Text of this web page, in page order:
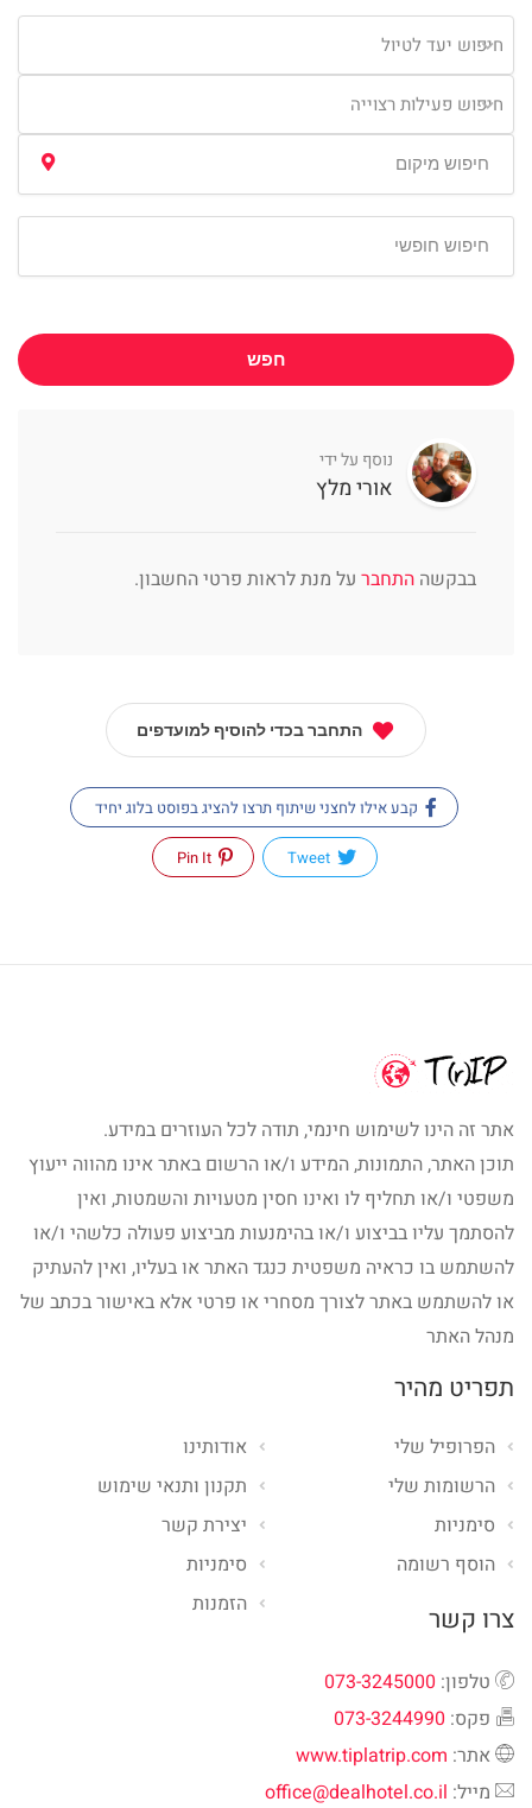
חיפוש יעד לטיול
חיפוש פעילות רצוייה
חפש
נוסף על ידי
אורי מלץ
בבקשה התחבר על מנת לראות פרטי החשבון.
התחבר בכדי להוסיף למועדפים
קבע אילו לחצני שיתוף תרצו להציג בפוסט בלוג יחיד
Tweet
Pin It
אתר זה הינו לשימוש חינמי, תודה לכל העוזרים במידע.
תוכן האתר, התמונות, המידע ו/או הרשום באתר אינו מהווה ייעוץ
משפטי ו/או תחליף לו ואינו חסין מטעויות והשמטות, ואין
להסתמך עליו בביצוע ו/או בהימנעות מביצוע פעולה כלשהי ו/או
להשתמש בו כראיה משפטית כנגד האתר או בעליו, ואין להעתיק
או להשתמש באתר לצורך מסחרי או פרטי אלא באישור בכתב של
מנהל האתר
תפריט מהיר
אודותינו
תקנון ותנאי שימוש
יצירת קשר
סימניות
הזמנות
הפרופיל שלי
הרשומות שלי
סימניות
הוסף רשומה
צרו קשר
טלפון: 073-3245000
פקס: 073-3244990
אתר: www.tiplatrip.com
מייל: office@dealhotel.co.il